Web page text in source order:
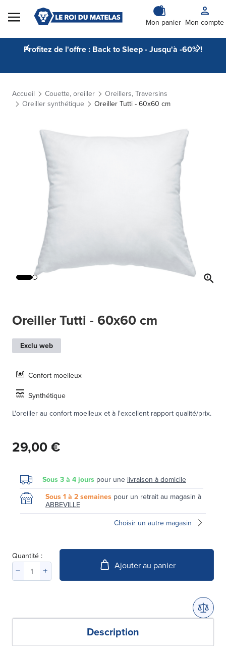
Skip to Content
Mon panier Mon compte
Profitez de l'offre : Back to Sleep - Jusqu'à -60% !
Accueil Couette, oreiller
Oreillers, Traversins
Oreiller synthétique
Oreiller Tutti - 60x60 cm
Oreiller Tutti - 60x60 cm
Exclu web
Confort moelleux
Synthétique
L'oreiller au confort moelleux et à l'excellent rapport qualité/prix.
29,00 €
Sous 3 à 4 jours pour une livraison à domicile
Sous 1 à 2 semaines pour un retrait au magasin à
ABBEVILLE
Choisir un autre magasin
Quantité :
Ajouter au panier
Description